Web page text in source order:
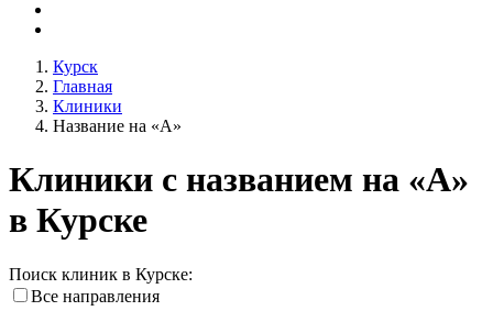
Курск
Главная
Клиники
Название на «A»
Клиники с названием на «A»
в Курске
Поиск клиник в Курске:
Все направления